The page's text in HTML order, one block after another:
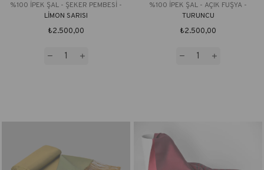
%100 İPEK ŞAL - ŞEKER PEMBESİ -
LİMON SARISI
₺2.500,00
%100 İPEK ŞAL - AÇIK FUŞYA -
TURUNCU
₺2.500,00